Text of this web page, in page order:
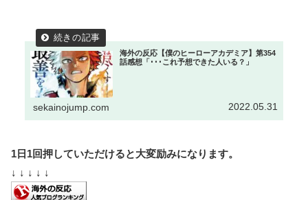
海外の反応【僕のヒーローアカデミア】第354
話感想「･･･これ予想できた人いる？」
sekainojump.com 2022.05.31
1日1回押していただけると大変励みになります。
↓ ↓ ↓ ↓ ↓